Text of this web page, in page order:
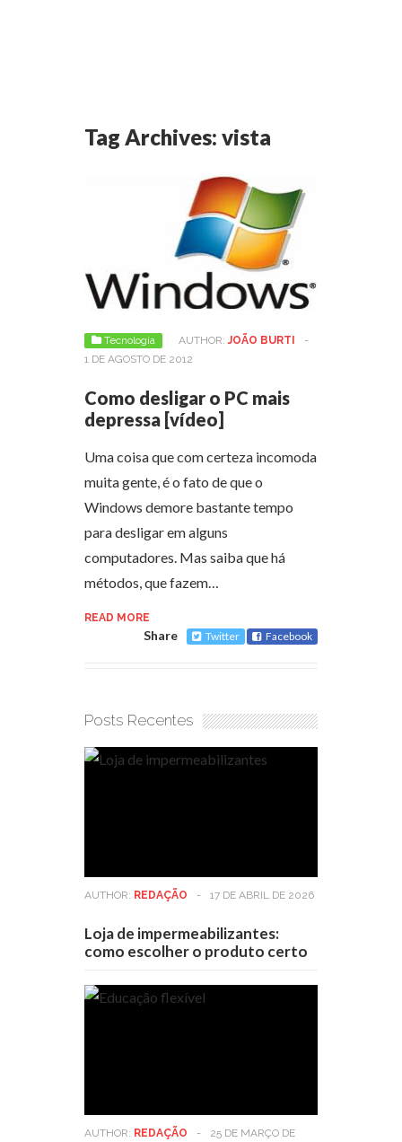
Tag Archives: vista
Tecnologia AUTHOR: JOÃO BURTI
-
1 DE AGOSTO DE 2012
Como desligar o PC mais
depressa [vídeo]
Uma coisa que com certeza incomoda
muita gente, é o fato de que o
Windows demore bastante tempo
para desligar em alguns
computadores. Mas saiba que há
métodos, que fazem…
READ MORE
Share Twitter Facebook
Posts Recentes
AUTHOR: REDAÇÃO - 17 DE ABRIL DE 2026
Loja de impermeabilizantes:
como escolher o produto certo
AUTHOR: REDAÇÃO -
25 DE MARÇO DE